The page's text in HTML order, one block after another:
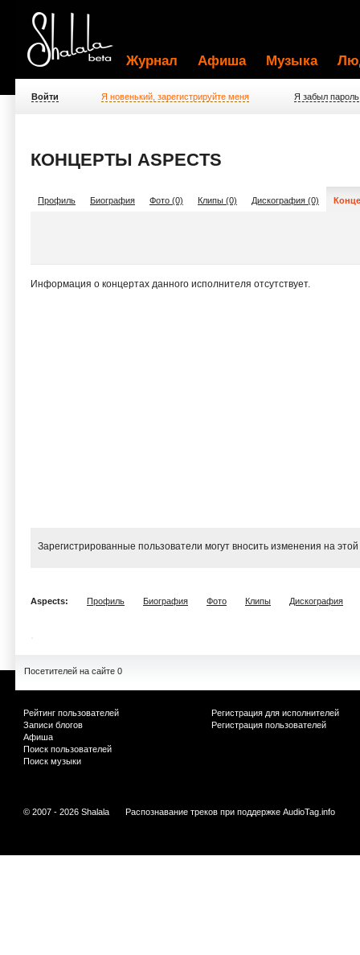
Журнал Афиша Музыка
Войти Я новенький, зарегистрируйте меня Я забыл пароль
КОНЦЕРТЫ ASPECTS
Профиль Биография Фото (0) Клипы (0) Дискография (0)
Информация о концертах данного исполнителя отсутствует.
Зарегистрированные пользователи могут вносить изменения на
Aspects: Профиль Биография Фото Клипы Дискография
Посетителей на сайте 0
Рейтинг пользователей
Записи блогов
Афиша
Поиск пользователей
Поиск музыки
Регистрация для исполнителей
Регистрация пользователей
© 2007 - 2026 Shalala Распознавание треков при поддержке AudioTag.info